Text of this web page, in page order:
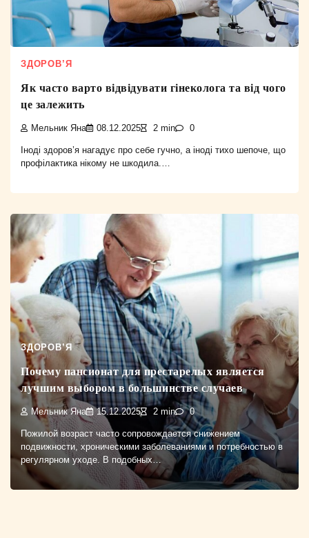
ЗДОРОВ’Я
Як часто варто відвідувати гінеколога та від чого
це залежить
Мельник Яна 08.12.2025 2 min 0
Іноді здоров’я нагадує про себе гучно, а іноді тихо шепоче, що
профілактика нікому не шкодила.…
ЗДОРОВ’Я
Почему пансионат для престарелых является
лучшим выбором в большинстве случаев
Мельник Яна 15.12.2025 2 min 0
Пожилой возраст часто сопровождается снижением
подвижности, хроническими заболеваниями и потребностью в
регулярном уходе. В подобных…